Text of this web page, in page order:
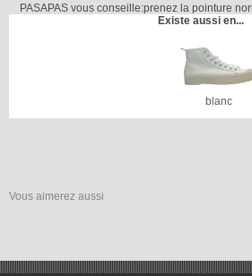
PASAPAS vous conseille:prenez la pointure
Existe aussi en...
blanc
Vous aimerez aussi